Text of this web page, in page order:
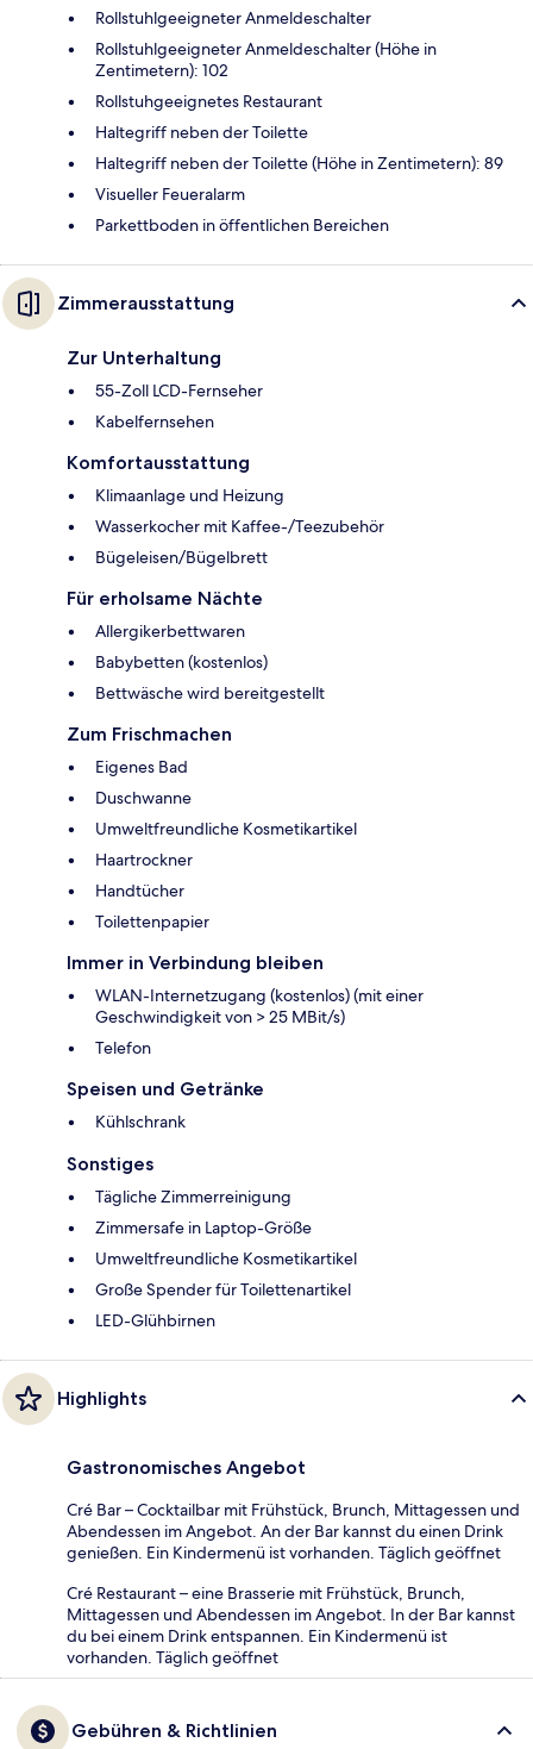
Rollstuhlgeeigneter Anmeldeschalter
Rollstuhlgeeigneter Anmeldeschalter (Höhe in
Zentimetern): 102
Rollstuhgeeignetes Restaurant
Haltegriff neben der Toilette
Haltegriff neben der Toilette (Höhe in Zentimetern): 89
Visueller Feueralarm
Parkettboden in öffentlichen Bereichen
Zimmerausstattung
Zur Unterhaltung
55-Zoll LCD-Fernseher
Kabelfernsehen
Komfortausstattung
Klimaanlage und Heizung
Wasserkocher mit Kaffee-/Teezubehör
Bügeleisen/Bügelbrett
Für erholsame Nächte
Allergikerbettwaren
Babybetten (kostenlos)
Bettwäsche wird bereitgestellt
Zum Frischmachen
Eigenes Bad
Duschwanne
Umweltfreundliche Kosmetikartikel
Haartrockner
Handtücher
Toilettenpapier
Immer in Verbindung bleiben
WLAN-Internetzugang (kostenlos) (mit einer
Geschwindigkeit von > 25 MBit/s)
Telefon
Speisen und Getränke
Kühlschrank
Sonstiges
Tägliche Zimmerreinigung
Zimmersafe in Laptop-Größe
Umweltfreundliche Kosmetikartikel
Große Spender für Toilettenartikel
LED-Glühbirnen
Highlights
Gastronomisches Angebot
Cré Bar – Cocktailbar mit Frühstück, Brunch, Mittagessen und
Abendessen im Angebot. An der Bar kannst du einen Drink
genießen. Ein Kindermenü ist vorhanden. Täglich geöffnet
Cré Restaurant – eine Brasserie mit Frühstück, Brunch,
Mittagessen und Abendessen im Angebot. In der Bar kannst
du bei einem Drink entspannen. Ein Kindermenü ist
vorhanden. Täglich geöffnet
Gebühren & Richtlinien